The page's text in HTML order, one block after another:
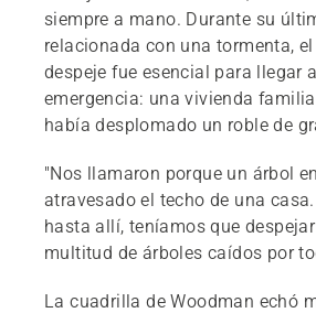
siempre a mano. Durante su
relacionada con una tormenta,
despeje fue esencial para llegar
emergencia: una vivienda
había desplomado un roble de
"Nos llamaron porque un árbol
atravesado el techo de una
hasta allí, teníamos que
multitud de árboles caídos por
La cuadrilla de Woodman echó